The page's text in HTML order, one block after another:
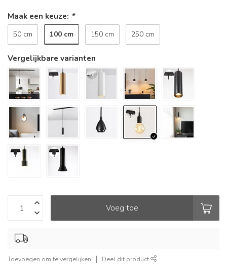
Maak een keuze: *
50 cm 100 cm 150 cm 250 cm
Vergelijkbare varianten
Voeg toe
Toevoegen om te vergelijken Deel dit product